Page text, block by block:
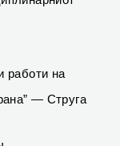
работи на
— Струга